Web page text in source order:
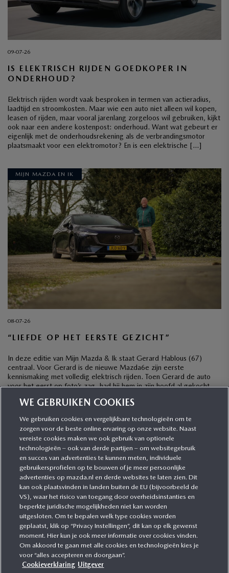
09-07-26
IS ELEKTRISCH RIJDEN GOEDKOPER IN
ONDERHOUD?
Elektrisch rijden wordt vaak besproken in termen van actieradius,
laadtijd en stroomkosten. Maar wie een auto niet alleen wil kopen,
leasen of rijden, maar vooral jarenlang zorgeloos wil gebruiken, kijkt
ook naar een andere kostenpost: onderhoud. Want wat gebeurt er
eigenlijk met de onderhoudsrekening als de verbrandingsmotor
plaatsmaakt voor een elektromotor? En is een elektrische […]
MIJN MAZDA EN IK
08-07-26
“LIEFDE OP HET EERSTE GEZICHT”
In deze editie van Mijn Mazda & Ik staat Gerard Hablous (67)
centraal. Voor Gerard is de nieuwe Mazda6e zijn eerste
kennismaking met volledig elektrisch rijden. Toen Gerard de auto
voor het eerst op foto’s zag, had hij hem in zijn hoofd al gekocht,
CATEGORIEËN
MEER INFORMATIE
MEER ERVAREN
WE GEBRUIKEN COOKIES
We gebruiken cookies en vergelijkbare technologieën om te
zorgen voor de beste online ervaring op onze website. Naast
vereiste cookies maken we ook gebruik van optionele
technologieën – ook van derde partijen – om websitegebruik
en succes van advertenties te kunnen meten, individuele
gebruikersprofielen op te bouwen of je meer persoonlijke
advertenties op mazda.nl en derde websites te laten zien. Dit
kan ook plaatsvinden in landen buiten de EU (bijvoorbeeld de
VS), waar het risico van toegang door overheidsinstanties en
beperkte juridische mogelijkheden niet kan worden
uitgesloten. Om te bepalen welk type cookies worden
geplaatst, klik op “Privacy Instellingen”, dit kan op elk gewenst
moment. Hier kun je ook meer informatie over cookies vinden.
Om akkoord te gaan met alle cookies en technologieën kies je
voor “alles accepteren en doorgaan”.
Cookieverklaring Uitgever